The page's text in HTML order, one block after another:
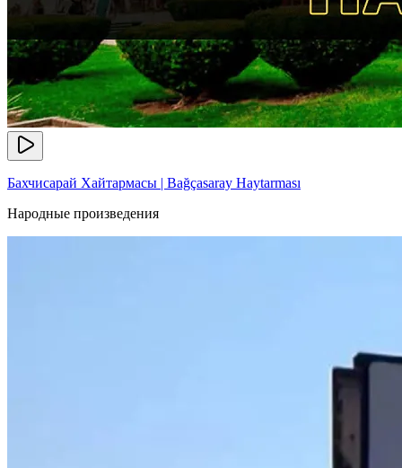
Бахчисарай Хайтармасы | Bağçasaray Haytarması
Народные произведения